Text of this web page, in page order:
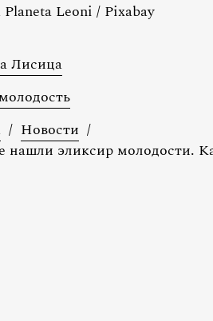
Leoni / Pixabay
Лисица
молодость
/ Новости /
нашли эликсир молодости.